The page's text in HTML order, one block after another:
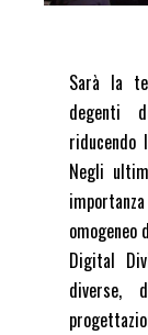
Sarà la
degenti
riducendo
Negli
Digital
diverse,